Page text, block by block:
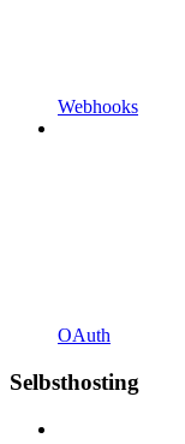
Webhooks
OAuth
Selbsthosting